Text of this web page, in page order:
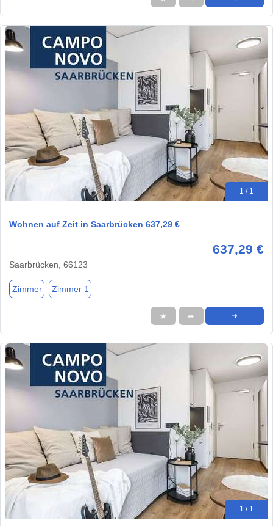
1 / 1
Wohnen auf Zeit in Saarbrücken 637,29 €
637,29 €
Saarbrücken, 66123
Zimmer Zimmer 1
★ ➦ ➜
1 / 1